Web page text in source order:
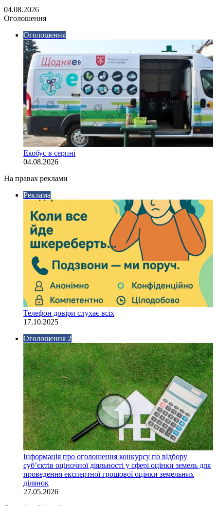
04.08.2026
Оголошення
Оголошення
Екобус в серпні
04.08.2026
На правах реклами
Реклама
Телефон довіри слухає всіх
17.10.2025
Оголошення 2
Інформація про оголошення конкурсу по відбору
суб’єктів оціночної діяльності у сфері оцінки земель для
проведення експертної грошової оцінки земельних
ділянок
27.05.2026